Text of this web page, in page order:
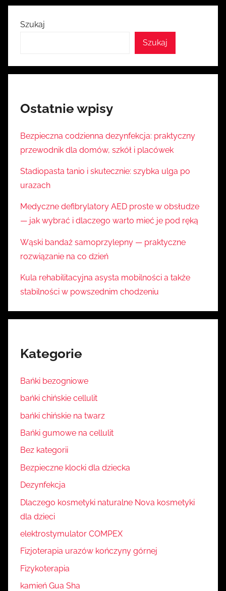
Szukaj
Szukaj
Ostatnie wpisy
Bezpieczna codzienna dezynfekcja: praktyczny
przewodnik dla domów, szkół i placówek
Stadiopasta tanio i skutecznie: szybka ulga po
urazach
Medyczne defibrylatory AED proste w obsłudze
— jak wybrać i dlaczego warto mieć je pod ręką
Wąski bandaż samoprzylepny — praktyczne
rozwiązanie na co dzień
Kula rehabilitacyjna asysta mobilności a także
stabilności w powszednim chodzeniu
Kategorie
Bańki bezogniowe
bańki chińskie cellulit
bańki chińskie na twarz
Bańki gumowe na cellulit
Bez kategorii
Bezpieczne klocki dla dziecka
Dezynfekcja
Dlaczego kosmetyki naturalne Nova kosmetyki
dla dzieci
elektrostymulator COMPEX
Fizjoterapia urazów kończyny górnej
Fizykoterapia
kamień Gua Sha